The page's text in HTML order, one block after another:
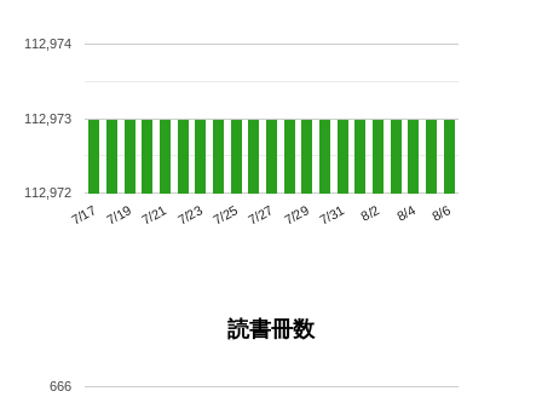
7/17 7/19 7/21 7/23 7/25 7/27 7/29 7/31 8/2 8/4 8/6
112,972
112,973
112,974
読書冊数
666